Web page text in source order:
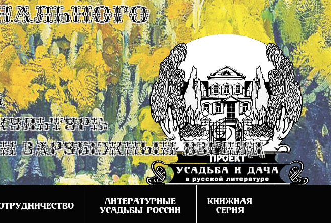
зарубежный взгляд
ЛИТЕРАТУРНЫЕ
УСАДЬБЫ РОССИИ
КНИЖНАЯ
СЕРИЯ